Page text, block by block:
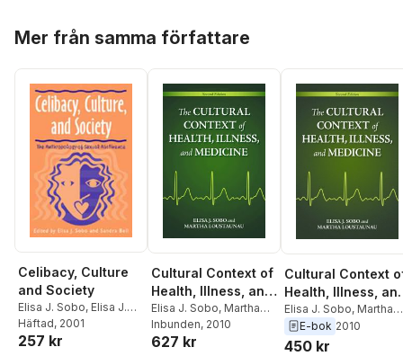
Mer från samma författare
Celibacy, Culture
and Society
Elisa J. Sobo, Elisa J.
Sobo,Sandra Bell
Häftad, 2001
257 kr
Cultural Context of
Health, Illness, and
Medicine
Elisa J. Sobo, Martha
Oehmke Loustaunau
Inbunden, 2010
627 kr
Cultural Context
Health, Illness,
Medicine
Elisa J. Sobo, Martha
Oehmke Loustaunau
E-bok 2010
450 kr